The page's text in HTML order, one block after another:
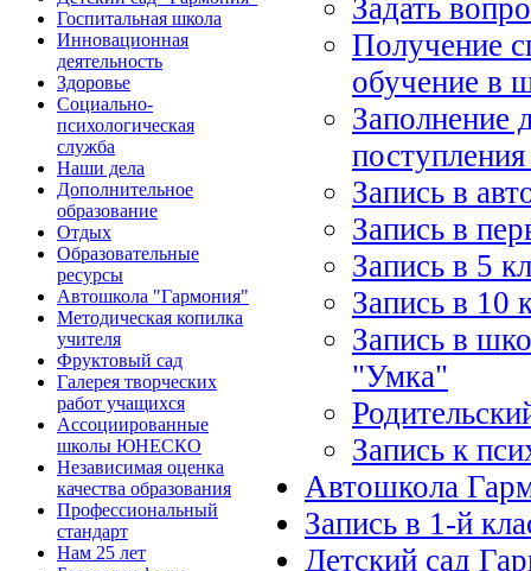
Госпитальная школа
Инновационная
деятельность
Здоровье
Социально-
психологическая
служба
Наши дела
Дополнительное
образование
Отдых
Образовательные
ресурсы
Автошкола "Гармония"
Методическая копилка
учителя
Фруктовый сад
Галерея творческих
работ учащихся
Ассоциированные
школы ЮНЕСКО
Независимая оценка
качества образования
Профессиональный
стандарт
Нам 25 лет
Задать
Получение
обучение в
Заполнение
Запись в
Запись в
Запись в 5
Запись в 10
Запись в
"Умка"
Запись к
Автошкола
Запись в 1-й
Детский сад